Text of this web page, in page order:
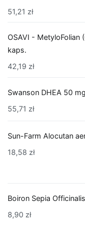
51,21 zł
OSAVI -
kaps.
42,19 zł
Swanson DHEA 50
55,71 zł
Sun-Farm Alocutan
18,58 zł
Boiron Sepia
8,90 zł